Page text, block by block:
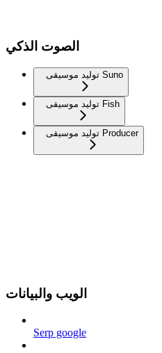
الصوت الذكي
توليد موسيقى Suno
توليد موسيقى Fish
توليد موسيقى Producer
الويب والبيانات
Serp google